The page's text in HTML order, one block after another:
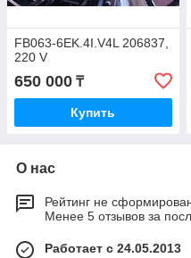
FB063-6EK.4I.V4L 206837,
220 V
650 000 ₸
Купить
О нас
Рейтинг не
Менее 5 отзывов за
Работает с 24.05.2013